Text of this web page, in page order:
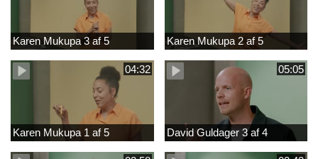
Karen Mukupa 3 af 5 Karen Mukupa 2 af 5
04:32
Karen Mukupa 1 af 5
05:05
David Guldager 3 af 4